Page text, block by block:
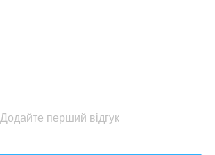
Додайте перший відгук